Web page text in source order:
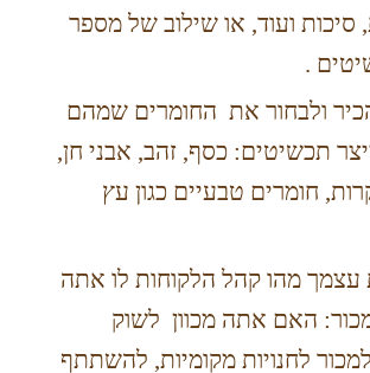
ועוד, או שילוב של מספר
.
ולבחור את החומרים שמהם
תכשיטים: כסף, זהב, אבני חן,
חומרים טבעיים כגון עץ
מהו קהל הלקוחות לו אתה
האם אתה מכוון לשוק
לחנויות מקומיות, להשתתף